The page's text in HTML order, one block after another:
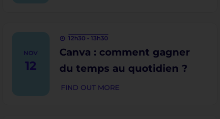
NOV
12
12h30 - 13h30
Canva : comment gagner
du temps au quotidien ?
FIND OUT MORE